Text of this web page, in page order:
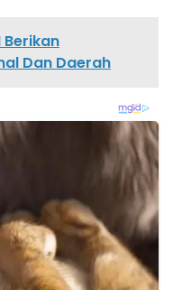
Berikan
Dan Daerah